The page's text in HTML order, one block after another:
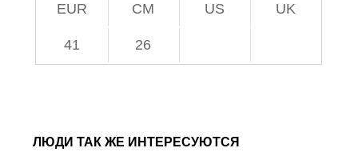
EUR СМ US UK
41 26
ЛЮДИ ТАК ЖЕ ИНТЕРЕСУЮТСЯ